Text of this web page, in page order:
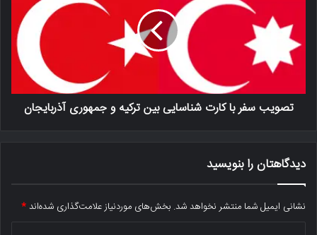
تصویب سفر با کارت شناسایی بین ترکیه و جمهوری آذربایجان
دیدگاهتان را بنویسید
نشانی ایمیل شما منتشر نخواهد شد. بخش‌های موردنیاز علامت‌گذاری شده‌اند*